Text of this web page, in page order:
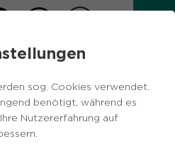
sog. Cookies verwendet.
benötigt, während es
Nutzererfahrung auf